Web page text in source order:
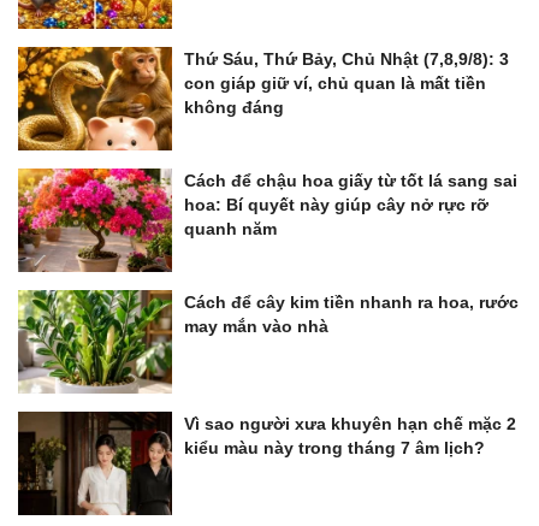
Thứ Sáu, Thứ Bảy, Chủ Nhật (7,8,9/8): 3
con giáp giữ ví, chủ quan là mất tiền
không đáng
Cách để chậu hoa giấy từ tốt lá sang sai
hoa: Bí quyết này giúp cây nở rực rỡ
quanh năm
Cách để cây kim tiền nhanh ra hoa, rước
may mắn vào nhà
Vì sao người xưa khuyên hạn chế mặc 2
kiểu màu này trong tháng 7 âm lịch?